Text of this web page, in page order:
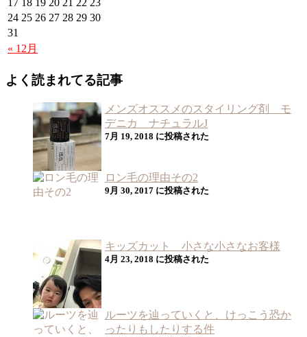
« 12月
17 18 19 20 21 22 23
24 25 26 27 28 29 30
31
よく読まれてる記事
メンズオススメのスタイリング剤 モ
デニカ ナチュラルJ
7月 19, 2018 に投稿された
ロン毛の理由その2
9月 30, 2017 に投稿された
キッズカット 小さな小さなお客様
4月 23, 2018 に投稿された
ルーツを辿っていくと、けっこう恐か
ったりもしたりする件